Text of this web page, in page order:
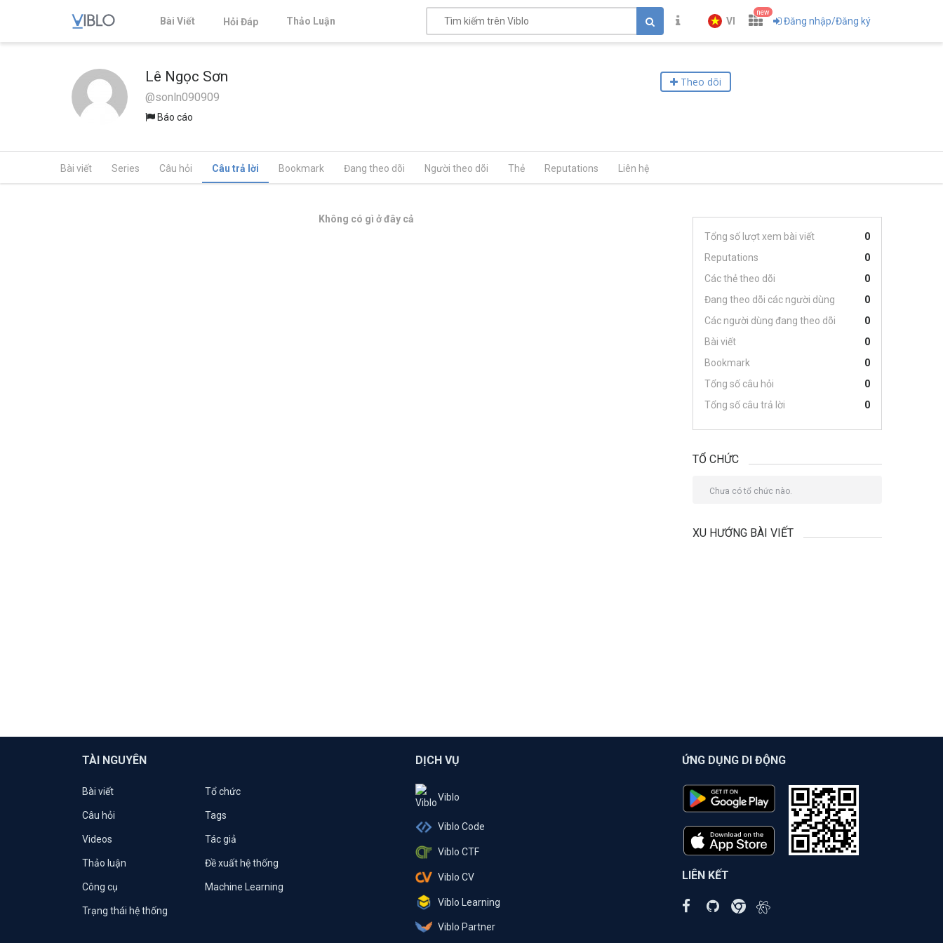
Bài Viết Hỏi Đáp Thảo Luận VI
new
Đăng nhập/Đăng ký
Lê Ngọc Sơn
@sonln090909
Báo cáo
Theo dõi
Bài viết Series Câu hỏi Câu trả lời Bookmark Đang theo dõi Người theo dõi Thẻ Reputations Liên hệ
Không có gì ở đây cả
Tổng số lượt xem bài viết
0
Reputations
0
Các thẻ theo dõi
0
Đang theo dõi các người dùng
0
Các người dùng đang theo dõi
0
Bài viết
0
Bookmark
0
Tổng số câu hỏi
0
Tổng số câu trả lời
0
TỔ CHỨC
Chưa có tổ chức nào.
XU HƯỚNG BÀI VIẾT
TÀI NGUYÊN
Bài viết Tổ chức
Câu hỏi Tags
Videos Tác giả
Thảo luận Đề xuất hệ thống
Công cụ Machine Learning
Trạng thái hệ thống
DỊCH VỤ
Viblo
Viblo Code
Viblo CTF
Viblo CV
Viblo Learning
Viblo Partner
ỨNG DỤNG DI ĐỘNG
LIÊN KẾT